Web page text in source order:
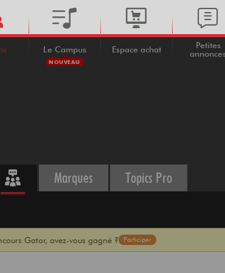
Le Campus
NOUVEAU
Espace achat
Petites
Marques Topics Pro
Gator, avez-vous gagné ? Participer